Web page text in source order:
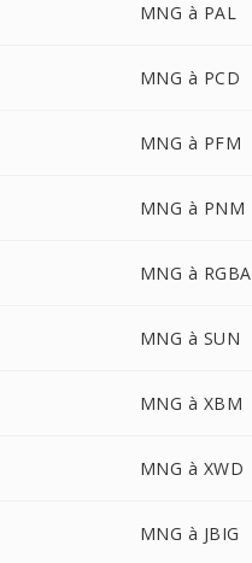
MNG à PAL
MNG à PCD
MNG à PFM
MNG à PNM
MNG à RGBA
MNG à SUN
MNG à XBM
MNG à XWD
MNG à JBIG